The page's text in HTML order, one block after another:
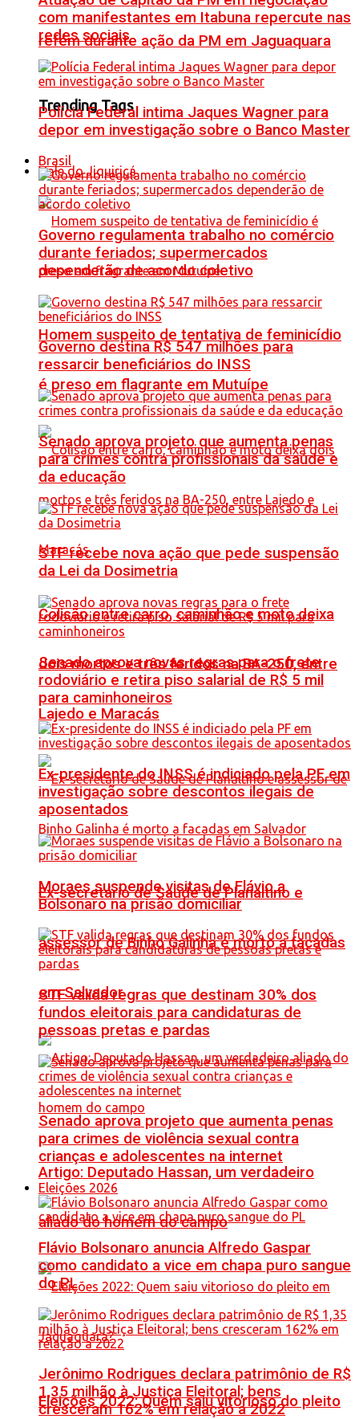
refém durante ação da PM em Jaguaquara
Trending Tags
Vale do Jiquiriçá
Homem suspeito de tentativa de feminicídio
é preso em flagrante em Mutuípe
Colisão entre carro, caminhão e moto deixa
dois mortos e três feridos na BA-250, entre
Lajedo e Maracás
Ex-secretário de Saúde de Planaltino e
assessor de Binho Galinha é morto a facadas
em Salvador
Artigo: Deputado Hassan, um verdadeiro
aliado do homem do campo
Eleições 2022: Quem saiu vitorioso do pleito
com manifestantes em Itabuna repercute nas
redes sociais
Polícia Federal intima Jaques Wagner para
depor em investigação sobre o Banco Master
Brasil
Governo regulamenta trabalho no comércio
durante feriados; supermercados
dependerão de acordo coletivo
Governo destina R$ 547 milhões para
ressarcir beneficiários do INSS
Senado aprova projeto que aumenta penas
para crimes contra profissionais da saúde e
da educação
STF recebe nova ação que pede suspensão
da Lei da Dosimetria
Senado aprova novas regras para o frete
rodoviário e retira piso salarial de R$ 5 mil
para caminhoneiros
Ex-presidente do INSS é indiciado pela PF em
investigação sobre descontos ilegais de
aposentados
Moraes suspende visitas de Flávio a
Bolsonaro na prisão domiciliar
STF valida regras que destinam 30% dos
fundos eleitorais para candidaturas de
pessoas pretas e pardas
Senado aprova projeto que aumenta penas
para crimes de violência sexual contra
crianças e adolescentes na internet
Eleições 2026
Flávio Bolsonaro anuncia Alfredo Gaspar
como candidato a vice em chapa puro sangue
do PL
Jerônimo Rodrigues declara patrimônio de R$
1,35 milhão à Justiça Eleitoral; bens
cresceram 162% em relação a 2022